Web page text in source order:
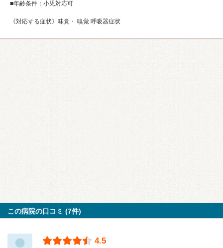
■年齢条件：小児対応可
《対応する症状》味覚・ 嗅覚 呼吸器症状
この病院の口コミ (7件)
4.5